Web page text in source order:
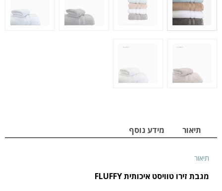
תיאור מידע נוסף
תיאור
מגבת זירו טוויסט איכותית FLUFFY